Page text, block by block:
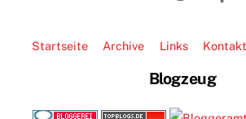
Startseite Archive Links Kontakt
Blogzeug